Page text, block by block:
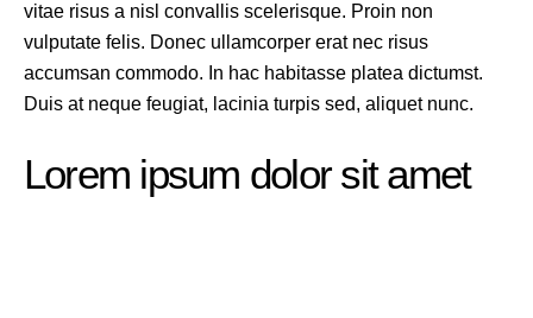
vitae risus a nisl convallis scelerisque. Proin non
vulputate felis. Donec ullamcorper erat nec risus
accumsan commodo. In hac habitasse platea dictumst.
Duis at neque feugiat, lacinia turpis sed, aliquet nunc.
Lorem ipsum dolor sit amet